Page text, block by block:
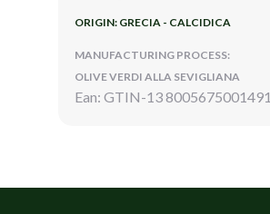
ORIGIN: GRECIA - CALCIDICA
MANUFACTURING PROCESS:
OLIVE VERDI ALLA SEVIGLIANA
Ean: GTIN-13 8005675001491